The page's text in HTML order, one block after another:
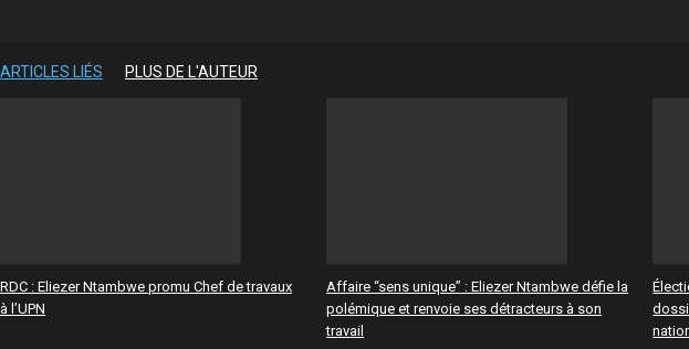
ARTICLES LIÉS PLUS DE L'AUTEUR
RDC : Eliezer Ntambwe promu Chef de travaux
à l’UPN
Affaire “sens unique” : Eliezer Ntambwe défie la
polémique et renvoie ses détracteurs à son
travail